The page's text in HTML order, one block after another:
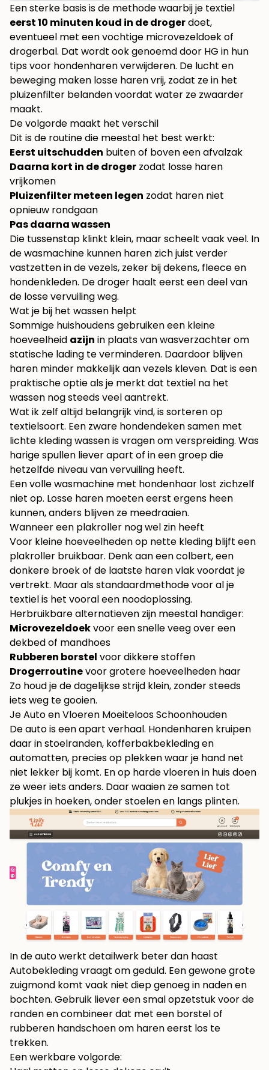
Een sterke basis is de methode waarbij je textiel
eerst 10 minuten koud in de drogerdoet,
eventueel met een vochtige microvezeldoek of
drogerbal. Dat wordt ook genoemd door HG in hun
tips voor hondenharen verwijderen. De lucht en
beweging maken losse haren vrij, zodat ze in het
pluizenfilter belanden voordat water ze zwaarder
maakt.
De volgorde maakt het verschil
Dit is de routine die meestal het best werkt:
Eerst uitschudden buiten of boven een afvalzak
Daarna kort in de droger zodat losse haren
vrijkomen
Pluizenfilter meteen legen zodat haren niet
opnieuw rondgaan
Pas daarna wassen
Die tussenstap klinkt klein, maar scheelt vaak veel. In
de wasmachine kunnen haren zich juist verder
vastzetten in de vezels, zeker bij dekens, fleece en
hondenkleden. De droger haalt eerst een deel van
de losse vervuiling weg.
Wat je bij het wassen helpt
Sommige huishoudens gebruiken een kleine
hoeveelheid azijn in plaats van wasverzachter om
statische lading te verminderen. Daardoor blijven
haren minder makkelijk aan vezels kleven. Dat is een
praktische optie als je merkt dat textiel na het
wassen nog steeds veel aantrekt.
Wat ik zelf altijd belangrijk vind, is sorteren op
textielsoort. Een zware hondendeken samen met
lichte kleding wassen is vragen om verspreiding. Was
harige spullen liever apart of in een groep die
hetzelfde niveau van vervuiling heeft.
Een volle wasmachine met hondenhaar lost zichzelf
niet op. Losse haren moeten eerst ergens heen
kunnen, anders blijven ze meedraaien.
Wanneer een plakroller nog wel zin heeft
Voor kleine hoeveelheden op nette kleding blijft een
plakroller bruikbaar. Denk aan een colbert, een
donkere broek of de laatste haren vlak voordat je
vertrekt. Maar als standaardmethode voor al je
textiel is het vooral een noodoplossing.
Herbruikbare alternatieven zijn meestal handiger:
Microvezeldoekvoor een snelle veeg over een
dekbed of mandhoes
Rubberen borstel voor dikkere stoffen
Drogerroutinevoor grotere hoeveelheden haar
Zo houd je de dagelijkse strijd klein, zonder steeds
iets weg te gooien.
Je Auto en Vloeren Moeiteloos Schoonhouden
De auto is een apart verhaal. Hondenharen kruipen
daar in stoelranden, kofferbakbekleding en
automatten, precies op plekken waar je hand net
niet lekker bij komt. En op harde vloeren in huis doen
ze weer iets anders. Daar waaien ze samen tot
plukjes in hoeken, onder stoelen en langs plinten.
In de auto werkt detailwerk beter dan haast
Autobekleding vraagt om geduld. Een gewone grote
zuigmond komt vaak niet diep genoeg in naden en
bochten. Gebruik liever een smal opzetstuk voor de
randen en combineer dat met een borstel of
rubberen handschoen om haren eerst los te
trekken.
Een werkbare volgorde: